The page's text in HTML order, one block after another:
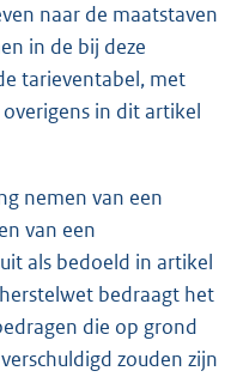
naar de maatstaven
in de bij deze
tarieventabel, met
in dit artikel
nemen van een
van een
als bedoeld in artikel
bedraagt het
die op grond
zouden zijn